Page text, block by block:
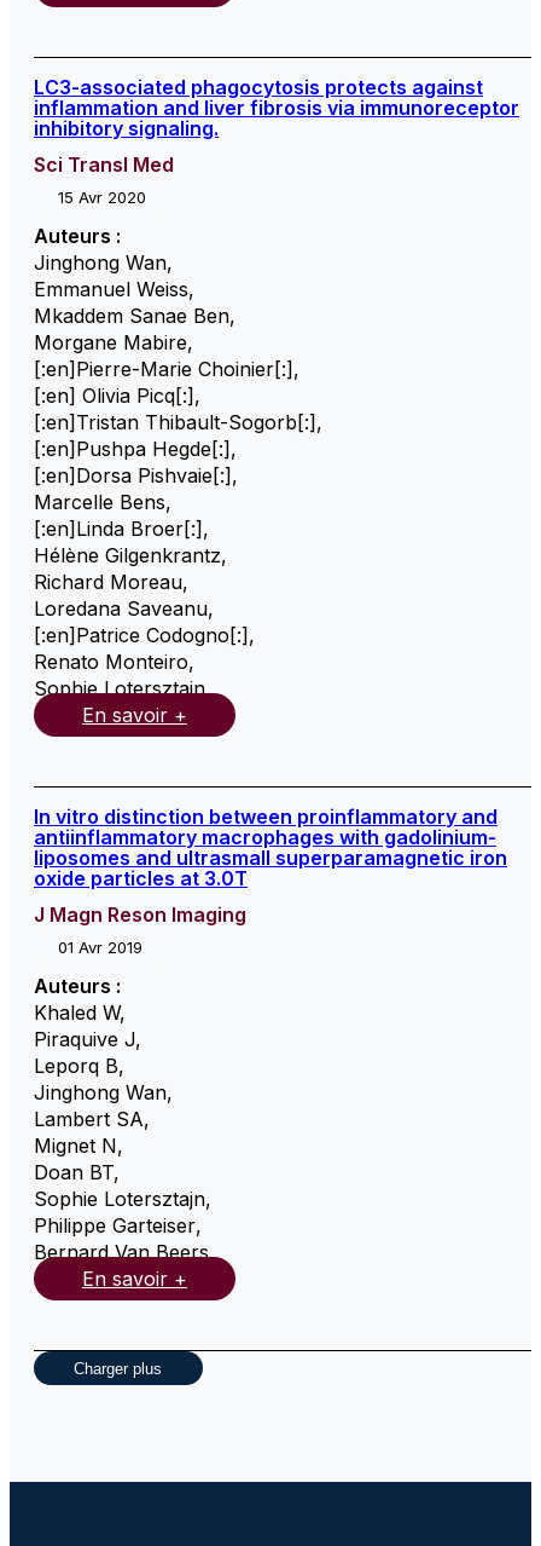
LC3-associated phagocytosis protects against
inflammation and liver fibrosis via immunoreceptor
inhibitory signaling.
Sci Transl Med
15 Avr 2020
Auteurs :
Jinghong Wan,
Emmanuel Weiss,
Mkaddem Sanae Ben,
Morgane Mabire,
[:en]Pierre-Marie Choinier[:] ,
[:en] Olivia Picq[:] ,
[:en]Tristan Thibault-Sogorb[:] ,
[:en]Pushpa Hegde[:] ,
[:en]Dorsa Pishvaie[:] ,
Marcelle Bens,
[:en]Linda Broer[:] ,
Hélène Gilgenkrantz,
Richard Moreau,
Loredana Saveanu,
[:en]Patrice Codogno[:] ,
Renato Monteiro,
Sophie Lotersztajn,
En savoir +
In vitro distinction between proinflammatory and
antiinflammatory macrophages with gadolinium-
liposomes and ultrasmall superparamagnetic iron
oxide particles at 3.0T
J Magn Reson Imaging
01 Avr 2019
Auteurs :
Khaled W,
Piraquive J,
Leporq B,
Jinghong Wan,
Lambert SA,
Mignet N,
Doan BT,
Sophie Lotersztajn,
Philippe Garteiser,
Bernard Van Beers,
En savoir +
Charger plus